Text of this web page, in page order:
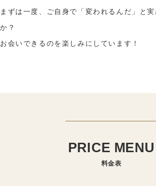
まずは一度、ご自身で「変われるんだ」と
か？
お会いできるのを楽しみにしています！
PRICE MENU
料金表